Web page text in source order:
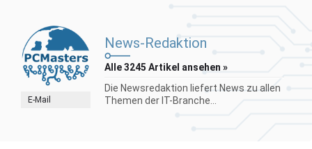
E-Mail
News-Redaktion
Alle 3245 Artikel ansehen »
Die Newsredaktion liefert News zu allen
Themen der IT-Branche...